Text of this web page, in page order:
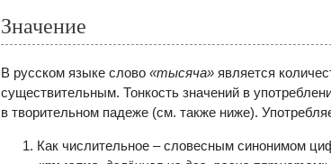
Значение
В русском языке слово «тысяча» является
существительным. Тонкость значений в
в творительном падеже (см. также ниже).
Как числительное – словесным синонимом